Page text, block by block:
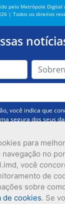
para
no
você
de
sobre
de cookies. Se
pelo Metrópole Digital
| Todos os direitos
você indica que
segura dos seus
se